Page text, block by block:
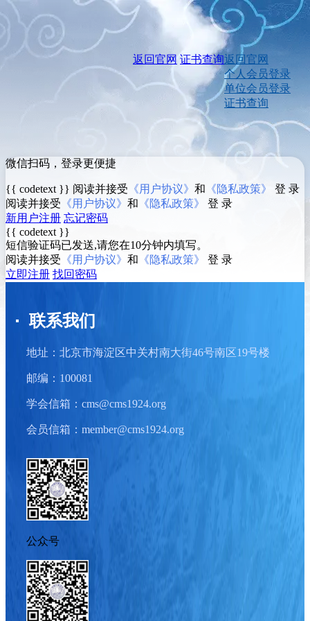
返回官网
个人会员登录
单位会员登录
证书查询
返回官网 证书查询
微信扫码，登录更便捷
{{ codetext }} 阅读并接受 《用户协议》 和 《隐私政策》
登 录
阅读并接受 《用户协议》 和 《隐私政策》
登 录
新用户注册 忘记密码
{{ codetext }}
短信验证码已发送,请您在10分钟内填写。
阅读并接受 《用户协议》 和 《隐私政策》
登 录
立即注册 找回密码
联系我们
地址：北京市海淀区中关村南大街46号南区19号楼
邮编：100081
学会信箱：cms@cms1924.org
会员信箱：member@cms1924.org
公众号